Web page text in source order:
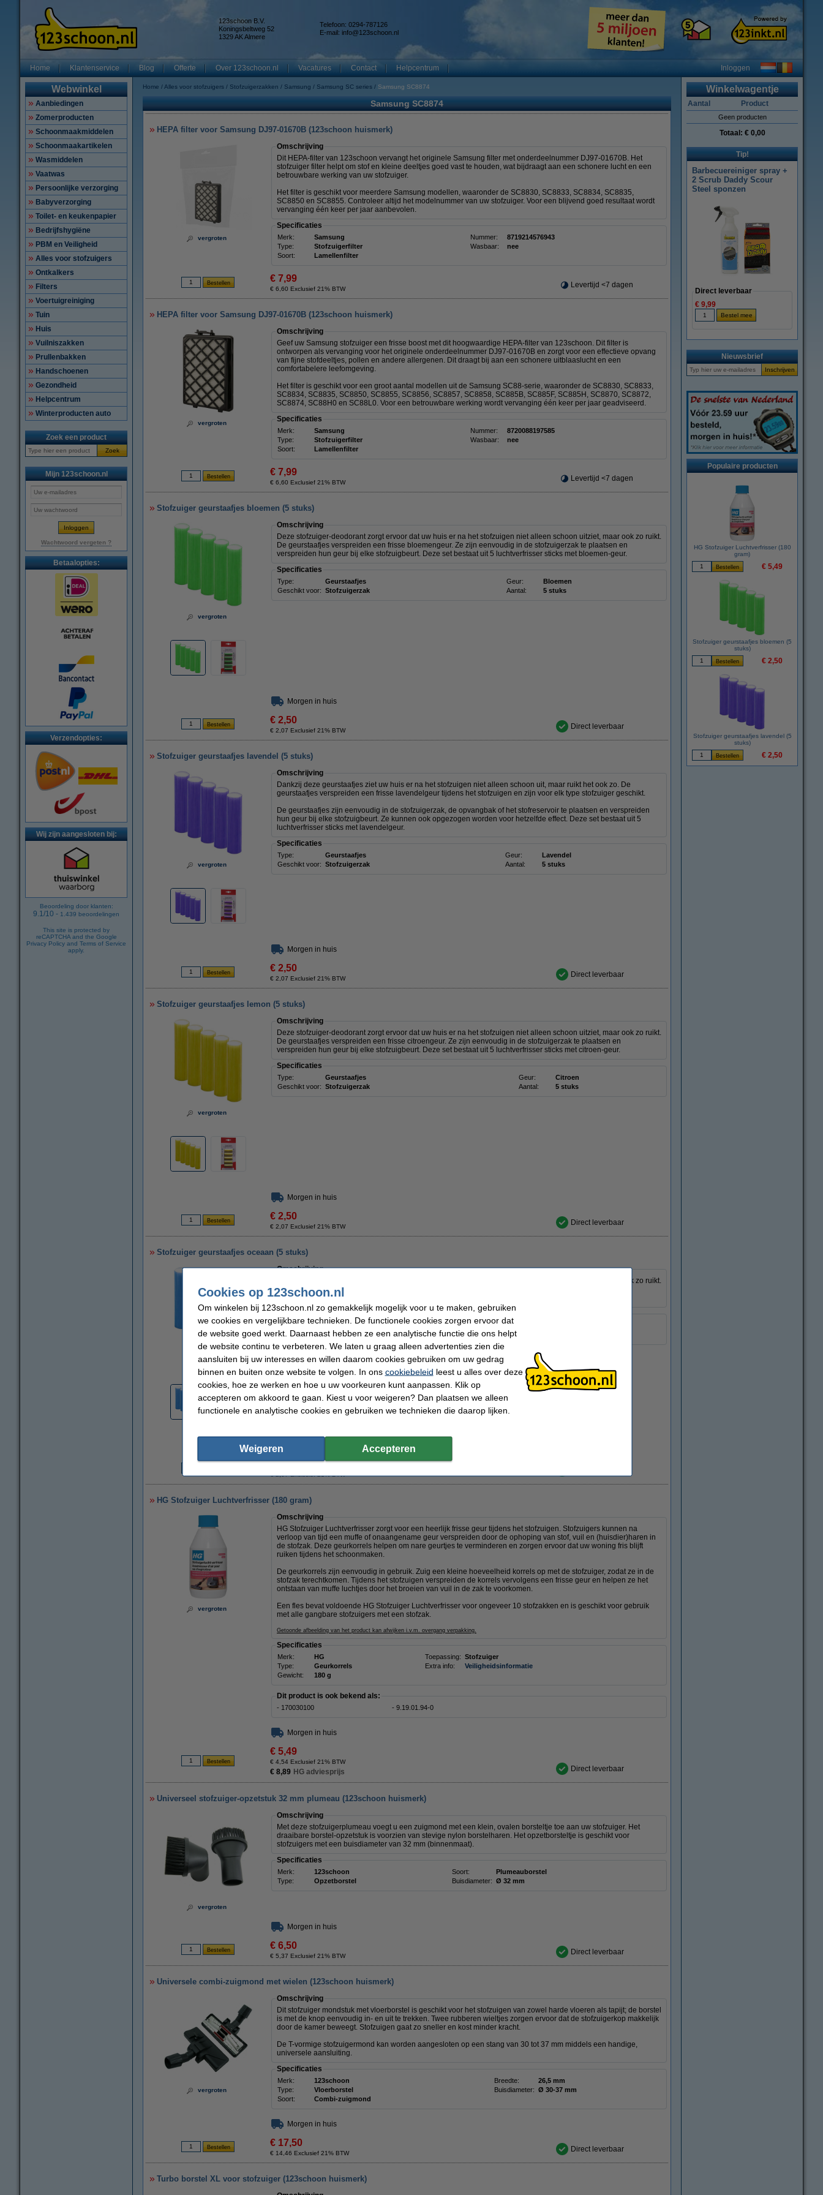
123schoon B.V.
Koningsbeltweg 52
1329 AK Almere
Telefoon: 0294-787126
E-mail: info@123schoon.nl
Home Klantenservice Blog Offerte Over 123schoon.nl Vacatures Contact Helpcentrum Inloggen
Webwinkel
Aanbiedingen
Zomerproducten
Schoonmaakmiddelen
Schoonmaakartikelen
Wasmiddelen
Vaatwas
Persoonlijke verzorging
Babyverzorging
Toilet- en keukenpapier
Bedrijfshygiëne
PBM en Veiligheid
Alles voor stofzuigers
Ontkalkers
Filters
Voertuigreiniging
Tuin
Huis
Vuilniszakken
Prullenbakken
Handschoenen
Gezondheid
Helpcentrum
Winterproducten auto
Zoek een product
Zoek
Mijn 123schoon.nl
Wachtwoord vergeten ?
Betaalopties:
Verzendopties:
Wij zijn aangesloten bij:
Beoordeling door klanten:
9.1/10 - 1.439 beoordelingen
This site is protected by
reCAPTCHA and the Google
Privacy Policy and Terms of Service
apply.
Home Alles voor stofzuigers Stofzuigerzakken Samsung Samsung SC series Samsung SC8874
Samsung SC8874
HEPA filter voor Samsung DJ97-01670B (123schoon huismerk)
vergroten
Omschrijving
Dit HEPA-filter van 123schoon vervangt het originele Samsung filter met onderdeelnummer DJ97-01670B. Het
stofzuiger filter helpt om stof en kleine deeltjes goed vast te houden, wat bijdraagt aan een schonere lucht en een
betrouwbare werking van uw stofzuiger.
Het filter is geschikt voor meerdere Samsung modellen, waaronder de SC8830, SC8833, SC8834, SC8835,
SC8850 en SC8855. Controleer altijd het modelnummer van uw stofzuiger. Voor een blijvend goed resultaat wordt
vervanging één keer per jaar aanbevolen.
Specificaties
Merk: Samsung Nummer:
8719214576943
Type:
Stofzuigerfilter Wasbaar:
nee
Soort:
Lamellenfilter
€ 7,99
€ 6,60 Exclusief 21% BTW Levertijd <7 dagen
HEPA filter voor Samsung DJ97-01670B (123schoon huismerk)
vergroten
Omschrijving
Geef uw Samsung stofzuiger een frisse boost met dit hoogwaardige HEPA-filter van 123schoon. Dit filter is
ontworpen als vervanging voor het originele onderdeelnummer DJ97-01670B en zorgt voor een effectieve opvang
van fijne stofdeeltjes, pollen en andere allergenen. Dit draagt bij aan een schonere uitblaaslucht en een
comfortabelere leefomgeving.
Het filter is geschikt voor een groot aantal modellen uit de Samsung SC88-serie, waaronder de SC8830, SC8833,
SC8834, SC8835, SC8850, SC8855, SC8856, SC8857, SC8858, SC885B, SC885F, SC885H, SC8870, SC8872,
SC8874, SC88H0 en SC88L0. Voor een betrouwbare werking wordt vervanging één keer per jaar geadviseerd.
Specificaties
Merk: Samsung Nummer:
8720088197585
Type:
Stofzuigerfilter Wasbaar:
nee
Soort:
Lamellenfilter
€ 7,99
€ 6,60 Exclusief 21% BTW Levertijd <7 dagen
Stofzuiger geurstaafjes bloemen (5 stuks)
vergroten
Omschrijving
Deze stofzuiger-deodorant zorgt ervoor dat uw huis er na het stofzuigen niet alleen schoon uitziet, maar ook zo ruikt.
De geurstaafjes verspreiden een frisse bloemengeur. Ze zijn eenvoudig in de stofzuigerzak te plaatsen en
verspreiden hun geur bij elke stofzuigbeurt. Deze set bestaat uit 5 luchtverfrisser sticks met bloemen-geur.
Specificaties
Type: Geurstaafjes Geur:
Bloemen
Geschikt voor: Stofzuigerzak Aantal: 5 stuks
Morgen in huis
€ 2,50
€ 2,07 Exclusief 21% BTW Direct leverbaar
Stofzuiger geurstaafjes lavendel (5 stuks)
vergroten
Omschrijving
Dankzij deze geurstaafjes ziet uw huis er na het stofzuigen niet alleen schoon uit, maar ruikt het ook zo. De
geurstaafjes verspreiden een frisse lavendelgeur tijdens het stofzuigen en zijn voor elk type stofzuiger geschikt.
De geurstaafjes zijn eenvoudig in de stofzuigerzak, de opvangbak of het stofreservoir te plaatsen en verspreiden
hun geur bij elke stofzuigbeurt. Ze kunnen ook opgezogen worden voor hetzelfde effect. Deze set bestaat uit 5
luchtverfrisser sticks met lavendelgeur.
Specificaties
Type: Geurstaafjes Geur:
Lavendel
Geschikt voor: Stofzuigerzak Aantal: 5 stuks
Morgen in huis
€ 2,50
€ 2,07 Exclusief 21% BTW Direct leverbaar
Stofzuiger geurstaafjes lemon (5 stuks)
vergroten
Omschrijving
Deze stofzuiger-deodorant zorgt ervoor dat uw huis er na het stofzuigen niet alleen schoon uitziet, maar ook zo ruikt.
De geurstaafjes verspreiden een frisse citroengeur. Ze zijn eenvoudig in de stofzuigerzak te plaatsen en
verspreiden hun geur bij elke stofzuigbeurt. Deze set bestaat uit 5 luchtverfrisser sticks met citroen-geur.
Specificaties
Type: Geurstaafjes Geur:
Citroen
Geschikt voor: Stofzuigerzak Aantal: 5 stuks
Morgen in huis
€ 2,50
€ 2,07 Exclusief 21% BTW Direct leverbaar
Stofzuiger geurstaafjes oceaan (5 stuks)
vergroten
Omschrijving
Deze stofzuiger-deodorant zorgt ervoor dat uw huis er na het stofzuigen niet alleen schoon uitziet, maar ook zo ruikt.
De geurstaafjes verspreiden een frisse oceaangeur. Ze zijn eenvoudig in de stofzuigerzak te plaatsen en
verspreiden hun geur bij elke stofzuigbeurt. Deze set bestaat uit 5 luchtverfrisser sticks met oceaan-geur.
Type: Geurstaafjes
Geschikt voor: Stofzuigerzak
€ 2,50
€ 2,07 Exclusief 21% BTW
HG Stofzuiger Luchtverfrisser (180 gram)
vergroten
Omschrijving
HG Stofzuiger Luchtverfrisser zorgt voor een heerlijk frisse geur tijdens het stofzuigen. Stofzuigers kunnen na
verloop van tijd een muffe of onaangename geur verspreiden door de ophoping van stof, vuil en (huisdier)haren in
de stofzak. Deze geurkorrels helpen om nare geurtjes te verminderen en zorgen ervoor dat uw woning fris blijft
ruiken tijdens het schoonmaken.
De geurkorrels zijn eenvoudig in gebruik. Zuig een kleine hoeveelheid korrels op met de stofzuiger, zodat ze in de
stofzak terechtkomen. Tijdens het stofzuigen verspreiden de korrels vervolgens een frisse geur en helpen ze het
ontstaan van muffe luchtjes door het broeien van vuil in de zak te voorkomen.
Een fles bevat voldoende HG Stofzuiger Luchtverfrisser voor ongeveer 10 stofzakken en is geschikt voor gebruik
met alle gangbare stofzuigers met een stofzak.
Getoonde afbeelding van het product kan afwijken i.v.m. overgang verpakking.
Specificaties
Merk: HG Toepassing: Stofzuiger
Type:
Geurkorrels Extra info:
Veiligheidsinformatie
Gewicht:
180 g
Dit product is ook bekend als:
- 170030100 - 9.19.01.94-0
Morgen in huis
€ 5,49
€ 4,54 Exclusief 21% BTW
€ 8,89 HG adviesprijs Direct leverbaar
Universeel stofzuiger-opzetstuk 32 mm plumeau (123schoon huismerk)
vergroten
Omschrijving
Met deze stofzuigerplumeau voegt u een zuigmond met een klein, ovalen borsteltje toe aan uw stofzuiger. Het
draaibare borstel-opzetstuk is voorzien van stevige nylon borstelharen. Het opzetborsteltje is geschikt voor
stofzuigers met een buisdiameter van 32 mm (binnenmaat).
Specificaties
Merk: 123schoon Soort:
Plumeauborstel
Type:
Opzetborstel Buisdiameter: Ø 32 mm
Morgen in huis
€ 6,50
€ 5,37 Exclusief 21% BTW Direct leverbaar
Universele combi-zuigmond met wielen (123schoon huismerk)
vergroten
Omschrijving
Dit stofzuiger mondstuk met vloerborstel is geschikt voor het stofzuigen van zowel harde vloeren als tapijt; de borstel
is met de knop eenvoudig in- en uit te trekken. Twee rubberen wieltjes zorgen ervoor dat de stofzuigerkop makkelijk
door de kamer beweegt. Stofzuigen gaat zo sneller en kost minder kracht.
De T-vormige stofzuigermond kan worden aangesloten op een stang van 30 tot 37 mm middels een handige,
universele aansluiting.
Specificaties
Merk: 123schoon Breedte:
26,5 mm
Type:
Vloerborstel Buisdiameter: Ø 30-37 mm
Soort:
Combi-zuigmond
Morgen in huis
€ 17,50
€ 14,46 Exclusief 21% BTW Direct leverbaar
Turbo borstel XL voor stofzuiger (123schoon huismerk)
Winkelwagentje
Aantal Product
Geen producten
Totaal: € 0,00
Tip!
Barbecuereiniger spray +
2 Scrub Daddy Scour
Steel sponzen
Direct leverbaar
€ 9,99
Nieuwsbrief
Populaire producten
HG Stofzuiger Luchtverfrisser (180
gram)
€ 5,49
Stofzuiger geurstaafjes bloemen (5
stuks)
€ 2,50
Stofzuiger geurstaafjes lavendel (5
stuks)
€ 2,50
Cookies op 123schoon.nl
Om winkelen bij 123schoon.nl zo gemakkelijk mogelijk voor u te maken, gebruiken
we cookies en vergelijkbare technieken. De functionele cookies zorgen ervoor dat
de website goed werkt. Daarnaast hebben ze een analytische functie die ons helpt
de website continu te verbeteren. We laten u graag alleen advertenties zien die
aansluiten bij uw interesses en willen daarom cookies gebruiken om uw gedrag
binnen en buiten onze website te volgen. In ons cookiebeleid leest u alles over deze
cookies, hoe ze werken en hoe u uw voorkeuren kunt aanpassen. Klik op
accepteren om akkoord te gaan. Kiest u voor weigeren? Dan plaatsen we alleen
functionele en analytische cookies en gebruiken we technieken die daarop lijken.
Weigeren Accepteren